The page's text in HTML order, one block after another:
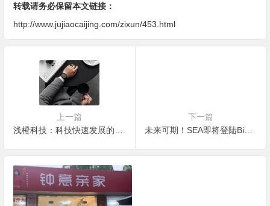
转载请务必保留本文链接：
http://www.jujiaocaijing.com/zixun/453.html
上一篇
下一篇
未来可期！SEA即将登陆BiKi平台 CEO阿哈迈德再次发声